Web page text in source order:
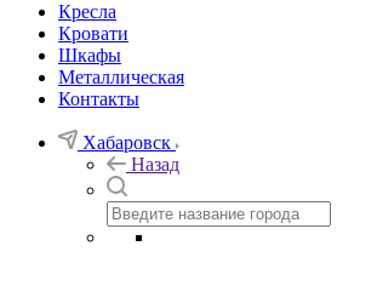
Кресла
Кровати
Шкафы
Металлическая
Контакты
Хабаровск
Назад